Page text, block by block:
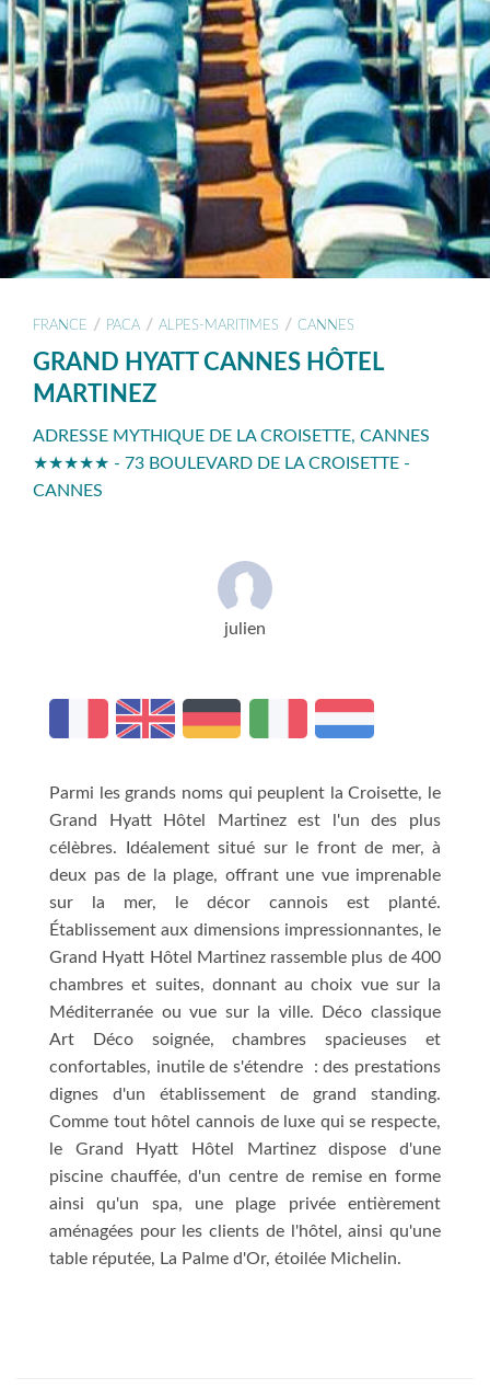
FRANCE / PACA / ALPES-MARITIMES / CANNES
GRAND HYATT CANNES HÔTEL
MARTINEZ
ADRESSE MYTHIQUE DE LA CROISETTE, CANNES
★★★★★ - 73 BOULEVARD DE LA CROISETTE -
CANNES
julien
Parmi les grands noms qui peuplent la Croisette, le
Grand Hyatt Hôtel Martinez est l'un des plus
célèbres. Idéalement situé sur le front de mer, à
deux pas de la plage, offrant une vue imprenable
sur la mer, le décor cannois est planté.
Établissement aux dimensions impressionnantes, le
Grand Hyatt Hôtel Martinez rassemble plus de 400
chambres et suites, donnant au choix vue sur la
Méditerranée ou vue sur la ville. Déco classique
Art Déco soignée, chambres spacieuses et
confortables, inutile de s'étendre : des prestations
dignes d'un établissement de grand standing.
Comme tout hôtel cannois de luxe qui se respecte,
le Grand Hyatt Hôtel Martinez dispose d'une
piscine chauffée, d'un centre de remise en forme
ainsi qu'un spa, une plage privée entièrement
aménagées pour les clients de l'hôtel, ainsi qu'une
table réputée, La Palme d'Or, étoilée Michelin.